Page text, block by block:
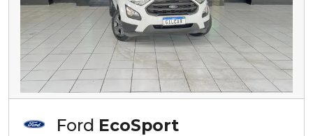
Ford EcoSport